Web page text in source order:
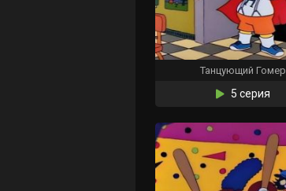
Танцующий Гомер
5 серия